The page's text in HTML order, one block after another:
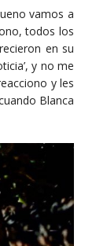
vamos a
todos los
en su
y no me
y les
Blanca